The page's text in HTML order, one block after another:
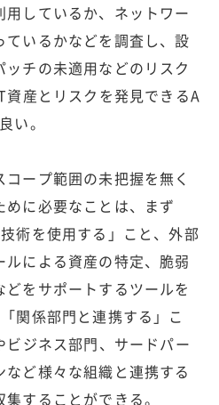
用しているか、ネットワー
いるかなどを調査し、設
チの未適用などのリスク
産とリスクを発見できるA
い。
ープ範囲の未把握を無く
に必要なことは、まず
術を使用する」こと、外部
による資産の特定、脆弱
をサポートするツールを
関係部門と連携する」こ
ジネス部門、サードパー
ど様々な組織と連携する
することができる。